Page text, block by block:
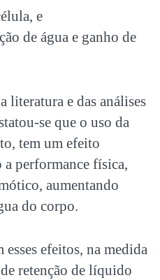
e
de água e ganho de
literatura e das análises
se que o uso da
tem um efeito
performance física,
aumentando
do corpo.
esses efeitos, na medida
retenção de líquido